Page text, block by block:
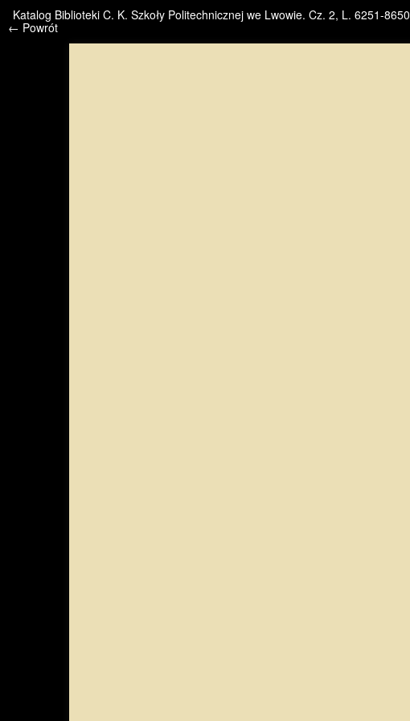
/* */ /* */ /* pliki_strona_po_stronie */
Katalog Biblioteki C. K. Szkoły Politechnicznej we Lwowie. Cz. 2, L. 6251-8650
← Powrót